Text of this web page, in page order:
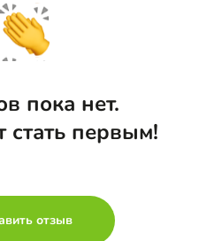
пока нет.
первым!
отзыв